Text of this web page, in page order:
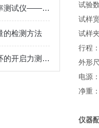
真空包装袋气体透过率测试仪——仪器概述
的检测方法
食用油桶内盖塑料拉环的开启力测试方法
试验
试样
试样
行程
外形
电源
净重
仪器